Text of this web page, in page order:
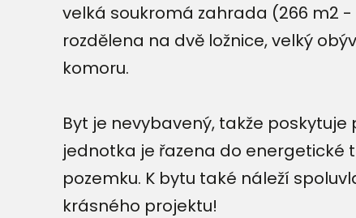
velká soukromá zahrada (266 m2
rozdělena na dvě ložnice, velký
komoru.
Byt je nevybavený, takže
jednotka je řazena do energetické
pozemku. K bytu také náleží
krásného projektu!